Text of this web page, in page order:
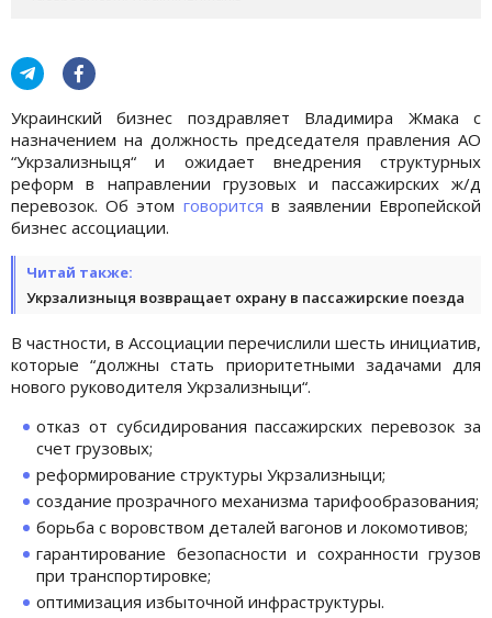
Украинский бизнес поздравляет Владимира Жмака с
назначением на должность председателя правления АО
“Укрзализныця“ и ожидает внедрения структурных
реформ в направлении грузовых и пассажирских ж/д
перевозок. Об этом говорится в заявлении Европейской
бизнес ассоциации.
Читай также:
Укрзализныця возвращает охрану в пассажирские поезда
В частности, в Ассоциации перечислили шесть инициатив,
которые “должны стать приоритетными задачами для
нового руководителя Укрзализныци“.
отказ от субсидирования пассажирских перевозок за
счет грузовых;
реформирование структуры Укрзализныци;
создание прозрачного механизма тарифообразования;
борьба с воровством деталей вагонов и локомотивов;
гарантирование безопасности и сохранности грузов
при транспортировке;
оптимизация избыточной инфраструктуры.